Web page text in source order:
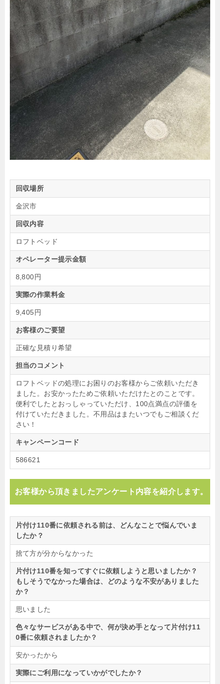
回収場所
金沢市
回収内容
ロフトベッド
オペレーター提示金額
8,800円
実際の作業料金
9,405円
お客様のご要望
正確な見積り希望
担当のコメント
ロフトベッドの処理にお困りのお客様からご依頼いただき
ました。お安かったためご依頼いただけたとのことです。
便利でしたとおっしゃっていただけ、100点満点の評価を
付けていただきました。不用品はまたいつでもご相談くだ
さい！
キャンペーンコード
586621
お客様から頂きましたアンケート内容を紹介します。
片付け110番に依頼される前は、どんなことで悩んでいま
したか？
捨て方が分からなかった
片付け110番を知ってすぐに依頼しようと思いましたか？
もしそうでなかった場合は、どのような不安がありました
か？
思いました
色々なサービスがある中で、何が決め手となって片付け11
0番に依頼されましたか？
安かったから
実際にご利用になっていかがでしたか？